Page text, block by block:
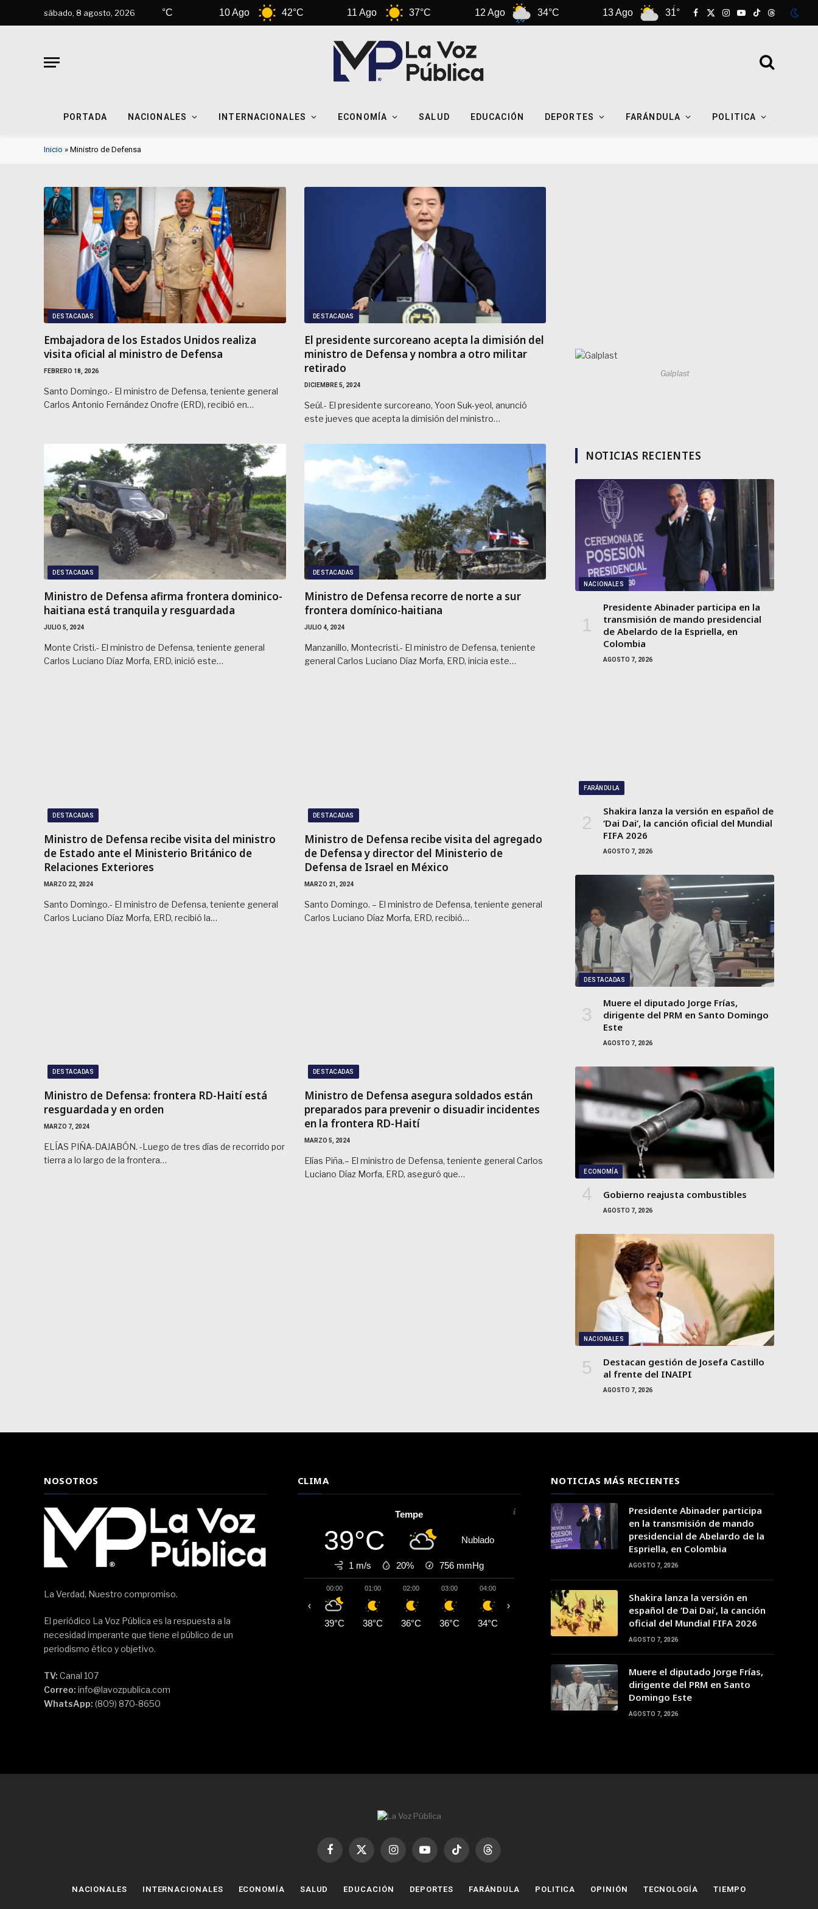
sábado, 8 agosto, 2026
9 Ago 42°C 42°C 37°C 34°C 31°C 14 Ago 34°C
Facebook
X
Instagram
YouTube
TikTokThreads
PORTADA NACIONALES INTERNACIONALES ECONOMÍA SALUD EDUCACIÓN DEPORTES FARÁNDULA POLITICA
Inicio » Ministro de Defensa
DESTACADAS
Embajadora de los Estados Unidos realiza
visita oficial al ministro de Defensa
FEBRERO 18, 2026
Santo Domingo.- El ministro de Defensa, teniente general
Carlos Antonio Fernández Onofre (ERD), recibió en…
DESTACADAS
El presidente surcoreano acepta la dimisión del
ministro de Defensa y nombra a otro militar
retirado
DICIEMBRE 5, 2024
Seúl.- El presidente surcoreano, Yoon Suk-yeol, anunció
este jueves que acepta la dimisión del ministro…
DESTACADAS
Ministro de Defensa afirma frontera dominico-
haitiana está tranquila y resguardada
JULIO 5, 2024
Monte Cristi.- El ministro de Defensa, teniente general
Carlos Luciano Díaz Morfa, ERD, inició este…
DESTACADAS
Ministro de Defensa recorre de norte a sur
frontera domínico-haitiana
JULIO 4, 2024
Manzanillo, Montecristi.- El ministro de Defensa, teniente
general Carlos Luciano Díaz Morfa, ERD, inicia este…
DESTACADAS
Ministro de Defensa recibe visita del ministro
de Estado ante el Ministerio Británico de
Relaciones Exteriores
MARZO 22, 2024
Santo Domingo.- El ministro de Defensa, teniente general
Carlos Luciano Díaz Morfa, ERD, recibió la…
DESTACADAS
Ministro de Defensa recibe visita del agregado
de Defensa y director del Ministerio de
Defensa de Israel en México
MARZO 21, 2024
Santo Domingo. – El ministro de Defensa, teniente general
Carlos Luciano Díaz Morfa, ERD, recibió…
DESTACADAS
Ministro de Defensa: frontera RD-Haití está
resguardada y en orden
MARZO 7, 2024
ELÍAS PIÑA-DAJABÓN. -Luego de tres días de recorrido por
tierra a lo largo de la frontera…
DESTACADAS
Ministro de Defensa asegura soldados están
preparados para prevenir o disuadir incidentes
en la frontera RD-Haití
MARZO 5, 2024
Elías Piña.– El ministro de Defensa, teniente general Carlos
Luciano Díaz Morfa, ERD, aseguró que…
Galplast
NOTICIAS RECIENTES
NACIONALES
Presidente Abinader participa en la
transmisión de mando presidencial
de Abelardo de la Espriella, en
Colombia
AGOSTO 7, 2026
FARÁNDULA
Shakira lanza la versión en español de
‘Dai Dai’, la canción oficial del Mundial
FIFA 2026
AGOSTO 7, 2026
DESTACADAS
Muere el diputado Jorge Frías,
dirigente del PRM en Santo Domingo
Este
AGOSTO 7, 2026
ECONOMÍA
Gobierno reajusta combustibles
AGOSTO 7, 2026
NACIONALES
Destacan gestión de Josefa Castillo
al frente del INAIPI
AGOSTO 7, 2026
NOSOTROS
La Verdad, Nuestro compromiso.
El periódico La Voz Pública es la respuesta a la
necesidad imperante que tiene el público de un
periodismo ético y objetivo.
TV: Canal 107
Correo: info@lavozpublica.com
WhatsApp: (809) 870-8650
CLIMA
Tempe
39°C Nublado
1 m/s 20% 756 mmHg
00:00
39°C
01:00
38°C
02:00
36°C
03:00
36°C
04:00
34°C 33°C 34°C 35°C 37°C 38°C 39°C
‹ ›
NOTICIAS MÁS RECIENTES
Presidente Abinader participa
en la transmisión de mando
presidencial de Abelardo de la
Espriella, en Colombia
AGOSTO 7, 2026
Shakira lanza la versión en
español de ‘Dai Dai’, la canción
oficial del Mundial FIFA 2026
AGOSTO 7, 2026
Muere el diputado Jorge Frías,
dirigente del PRM en Santo
Domingo Este
AGOSTO 7, 2026
Facebook
X
InstagramYouTubeTikTok Threads
NACIONALES INTERNACIONALES ECONOMÍA SALUD EDUCACIÓN DEPORTES FARÁNDULA POLITICA OPINIÓN TECNOLOGÍA TIEMPO